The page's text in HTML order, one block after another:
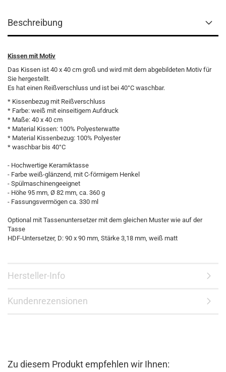
Beschreibung
Kissen mit Motiv
Das Kissen ist 40 x 40 cm groß und wird mit dem abgebildeten Motiv für
Sie hergestellt.
Es hat einen Reißverschluss und ist bei 40°C waschbar.
* Kissenbezug mit Reißverschluss
* Farbe: weiß mit einseitigem Aufdruck
* Maße: 40 x 40 cm
* Material Kissen: 100% Polyesterwatte
* Material Kissenbezug: 100% Polyester
* waschbar bis 40°C
- Hochwertige Keramiktasse
- Farbe weiß-glänzend, mit C-förmigem Henkel
- Spülmaschinengeeignet
- Höhe 95 mm, Ø 82 mm, ca. 360 g
- Fassungsvermögen ca. 330 ml
Optional mit Tassenuntersetzer mit dem gleichen Muster wie auf der
Tasse
HDF-Untersetzer, D: 90 x 90 mm, Stärke 3,18 mm, weiß matt
Hersteller-Info
Kundenrezensionen
Zu diesem Produkt empfehlen wir Ihnen: